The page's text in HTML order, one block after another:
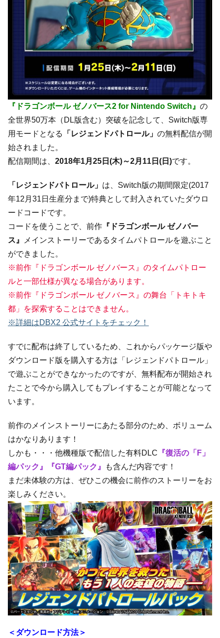
『ドラゴンボール ゼノバース2 for Nintendo Switch』 の
全世界50万本（DL版含む）突破を記念して、Switch版専
用モードとなる
「レジェンドパトロール」 の無料配信が開
始されました。
配信期間は、 2018年1月25日(木)～2月11日(日)です。
「レジェンドパトロール」 は、Switch版の期間限定(2017
年12月31日生産分まで)特典として封入されていたダウロ
ードコードです。
コードを使うことで、前作 『ドラゴンボール ゼノバー
ス』
メインストーリーであるタイムパトロールを遊ぶこと
ができました。
※前作『ドラゴンボール ゼノバース』のタイムパトロー
ルと一部仕様が異なる場合があります。
※前作『ドラゴンボール ゼノバース』の舞台「トキトキ
都」を探索することはできません。
※詳細はDBX2 公式サイトをチェック！
すでに配布は終了しているため、これからパッケージ版や
ダウンロード版を購入する方は「レジェンドパトロール」
で遊ぶことができなかったのですが、無料配布が開始され
たことで今から購入してもプレイすることが可能となって
います。
前作のメインストーリーにあたる部分のため、ボリューム
はかなりあります！
しかも・・・他機種版で配信した有料DLC 『復活の「F」
編パック』『GT編パック』
も含んだ内容です！
まだ未体験の方は、ぜひこの機会に前作のストーリーをお
楽しみください。
＜ダウンロード方法＞